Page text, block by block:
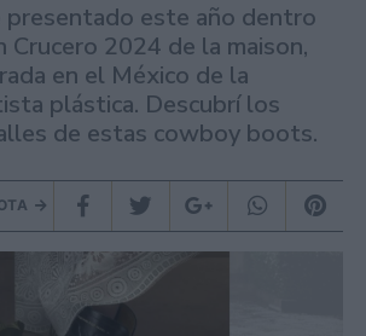
presentado este año dentro
Crucero 2024 de la maison,
en el México de la
plástica. Descubrí los
de estas cowboy boots.